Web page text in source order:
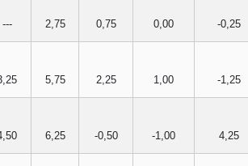
--- 2,75 0,75 0,00 -0,25
5,75 2,25 1,00 -1,25
6,25 -0,50 -1,00 4,25